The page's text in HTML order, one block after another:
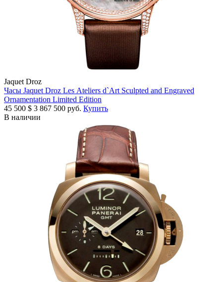
Jaquet Droz
Часы Jaquet Droz Les Ateliers d`Art Sculpted and Engraved
Ornamentation Limited Edition
45 500 $ 3 867 500 руб. Купить
В наличии